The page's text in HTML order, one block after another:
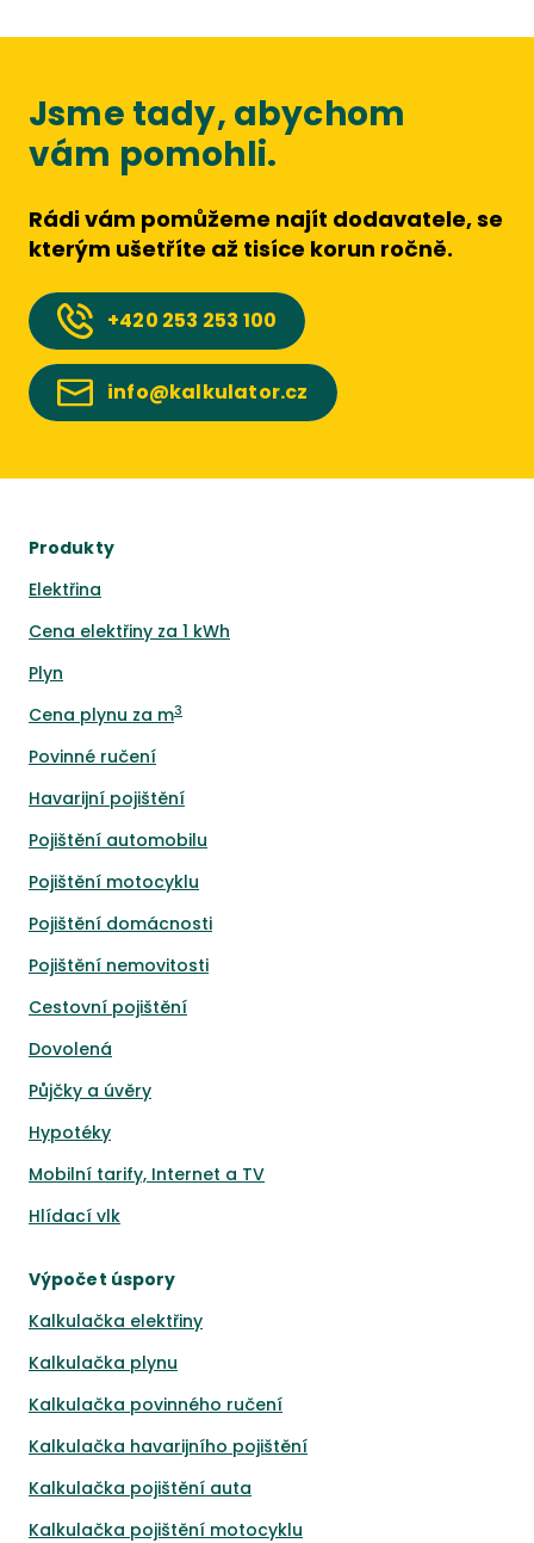
Jsme tady, abychom
vám pomohli.
Rádi vám pomůžeme najít dodavatele, se
kterým ušetříte až tisíce korun ročně.
+420 253 253 100
info@kalkulator.cz
Produkty
Elektřina
Cena elektřiny za 1 kWh
Plyn
Cena plynu za m3
Povinné ručení
Havarijní pojištění
Pojištění automobilu
Pojištění motocyklu
Pojištění domácnosti
Pojištění nemovitosti
Cestovní pojištění
Dovolená
Půjčky a úvěry
Hypotéky
Mobilní tarify, Internet a TV
Hlídací vlk
Výpočet úspory
Kalkulačka elektřiny
Kalkulačka plynu
Kalkulačka povinného ručení
Kalkulačka havarijního pojištění
Kalkulačka pojištění auta
Kalkulačka pojištění motocyklu